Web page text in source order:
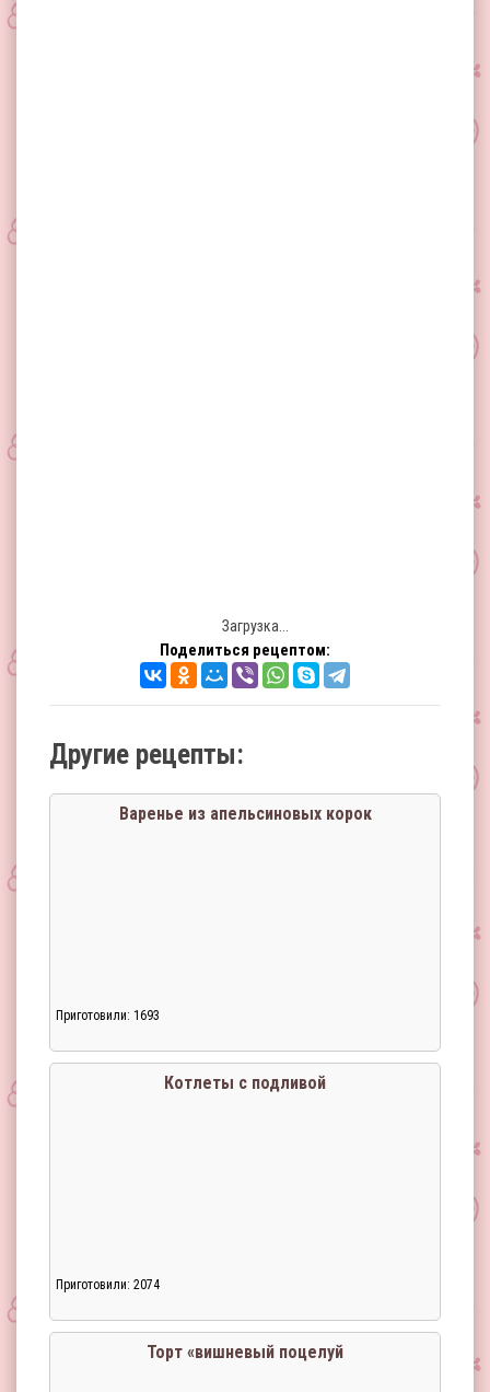
Загрузка...
Поделиться рецептом:
Другие рецепты:
Варенье из апельсиновых корок
Приготовили: 1693
Котлеты с подливой
Приготовили: 2074
Торт «вишневый поцелуй